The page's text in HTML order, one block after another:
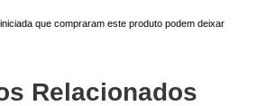
que compraram este produto podem deixar
Relacionados